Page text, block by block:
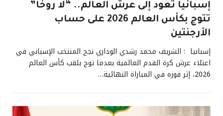
إسبانيا تعود إلى عرش العالم.. “لا روخا”
تتوج بكأس العالم 2026 على حساب
الأرجنتين
إسبانيا : الشريف محمد رشدي الوداري نجح المنتخب الإسباني في
اعتلاء عرش كرة القدم العالمية بعدما توج بلقب كأس العالم
2026، إثر فوزه في المباراة النهائية…